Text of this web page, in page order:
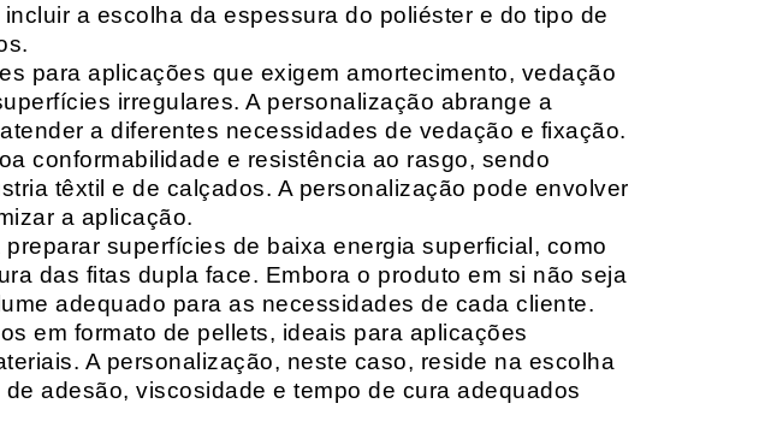
a escolha da espessura do poliéster e do tipo de
para aplicações que exigem amortecimento, vedação
irregulares. A personalização abrange a
a diferentes necessidades de vedação e fixação.
conformabilidade e resistência ao rasgo, sendo
têxtil e de calçados. A personalização pode envolver
a aplicação.
superfícies de baixa energia superficial, como
das fitas dupla face. Embora o produto em si não seja
adequado para as necessidades de cada cliente.
em formato de pellets, ideais para aplicações
A personalização, neste caso, reside na escolha
adesão, viscosidade e tempo de cura adequados